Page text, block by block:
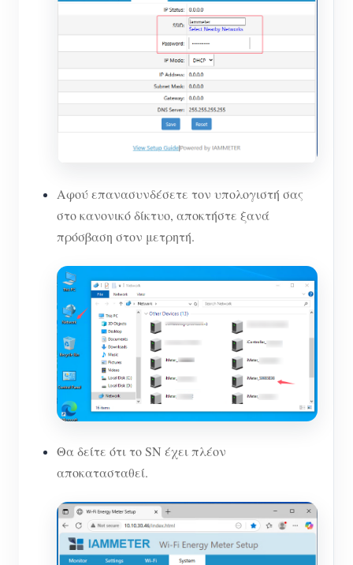
Αφού επανασυνδέσετε τον υπολογιστή σας
στο κανονικό δίκτυο, αποκτήστε ξανά
πρόσβαση στον μετρητή.
Θα δείτε ότι το SN έχει πλέον
αποκατασταθεί.